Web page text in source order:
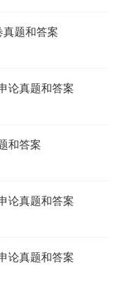
真题和答案
论真题和答案
和答案
论真题和答案
论真题和答案